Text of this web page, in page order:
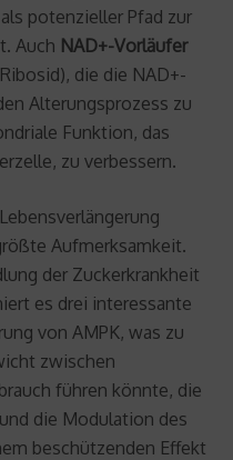
potenzieller Pfad zur
Auch NAD+-Vorläufer
die die NAD+-
Alterungsprozess zu
Funktion, das
zu verbessern.
Aufmerksamkeit.
der Zuckerkrankheit
es drei interessante
von AMPK, was zu
zwischen
führen könnte, die
die Modulation des
beschützenden Effekt